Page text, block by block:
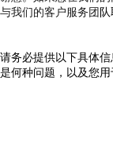
与我们的客户服务团
请务必提供以下具体信
是何种问题，以及您用